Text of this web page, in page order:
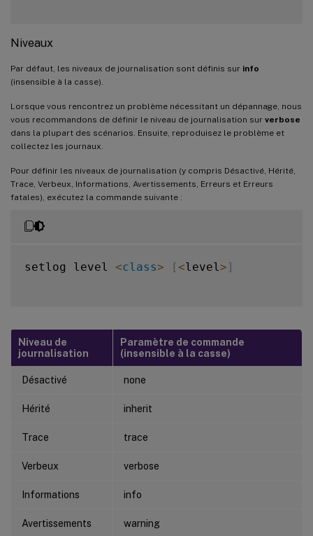
Niveaux
Par défaut, les niveaux de journalisation sont définis sur info
(insensible à la casse).
Lorsque vous rencontrez un problème nécessitant un dépannage, nous
vous recommandons de définir le niveau de journalisation sur verbose
dans la plupart des scénarios. Ensuite, reproduisez le problème et
collectez les journaux.
Pour définir les niveaux de journalisation (y compris Désactivé, Hérité,
Trace, Verbeux, Informations, Avertissements, Erreurs et Erreurs
fatales), exécutez la commande suivante :
setlog level <class> [ <level > ]
Niveau de
journalisation
Paramètre de commande
(insensible à la casse)
Désactivé none
Hérité inherit
Trace trace
Verbeux verbose
Informations info
Avertissements warning